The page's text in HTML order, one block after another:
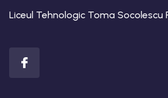
Liceul Tehnologic Toma Socolescu